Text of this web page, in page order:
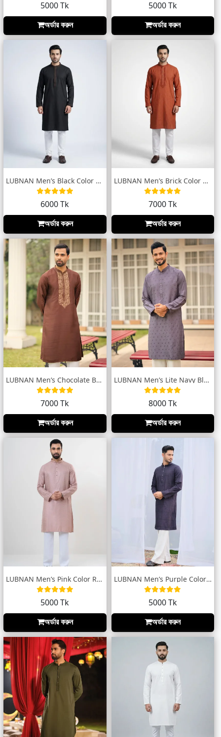
5000 Tk
অর্ডার করুন
5000 Tk
অর্ডার করুন
LUBNAN Men’s Black Color Regular Fit Pre...
6000 Tk
অর্ডার করুন
LUBNAN Men’s Brick Color Regular Fit Pre...
7000 Tk
অর্ডার করুন
LUBNAN Men’s Chocolate Brown Embroidered...
7000 Tk
অর্ডার করুন
LUBNAN Men’s Lite Navy Blue Color Regula...
8000 Tk
অর্ডার করুন
LUBNAN Men’s Pink Color Regular Fit Prem...
5000 Tk
অর্ডার করুন
LUBNAN Men’s Purple Color Slim Fit Premi...
5000 Tk
অর্ডার করুন